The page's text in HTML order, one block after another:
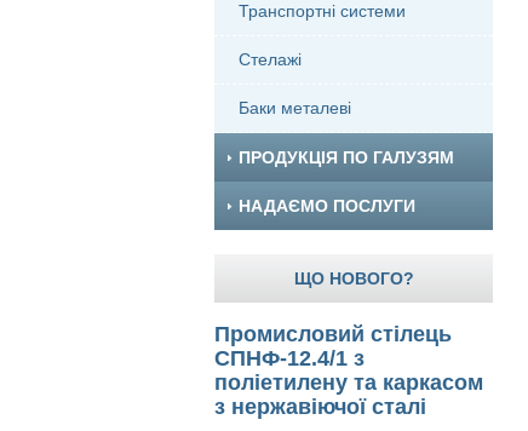
Транспортні системи
Стелажі
Баки металеві
ПРОДУКЦІЯ ПО ГАЛУЗЯМ
НАДАЄМО ПОСЛУГИ
ЩО НОВОГО?
Промисловий стілець
СПНФ-12.4/1 з
поліетилену та каркасом
з нержавіючої сталі